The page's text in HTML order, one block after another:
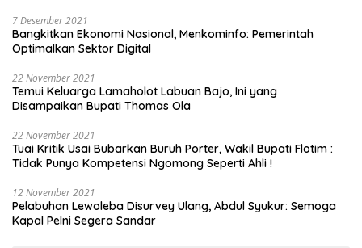
7 Desember 2021
Bangkitkan Ekonomi Nasional, Menkominfo: Pemerintah
Optimalkan Sektor Digital
22 November 2021
Temui Keluarga Lamaholot Labuan Bajo, Ini yang
Disampaikan Bupati Thomas Ola
22 November 2021
Tuai Kritik Usai Bubarkan Buruh Porter, Wakil Bupati Flotim :
Tidak Punya Kompetensi Ngomong Seperti Ahli !
12 November 2021
Pelabuhan Lewoleba Disurvey Ulang, Abdul Syukur: Semoga
Kapal Pelni Segera Sandar